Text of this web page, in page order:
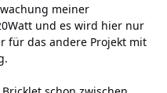
meiner
und es wird hier nur
für das andere Projekt mit